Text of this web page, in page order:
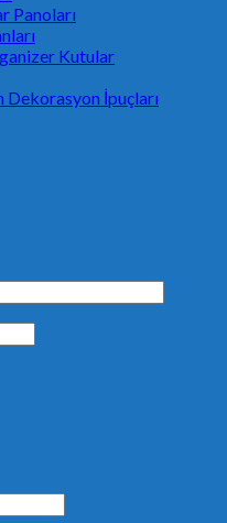
Panoları
Kutular
Dekorasyon İpuçları